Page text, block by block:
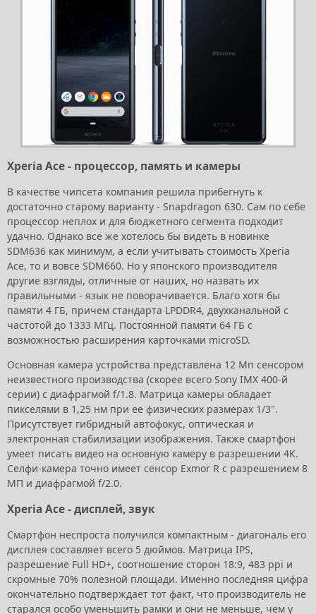
Xperia Ace - процессор, память и камеры
В качестве чипсета компания решила прибегнуть к
достаточно старому варианту - Snapdragon 630. Сам по себе
процессор неплох и для бюджетного сегмента подходит
удачно. Однако все же хотелось бы видеть в новинке
SDM636 как минимум, а если учитывать стоимость Xperia
Ace, то и вовсе SDM660. Но у японского производителя
другие взгляды, отличные от наших, но назвать их
правильными - язык не поворачивается. Благо хотя бы
памяти 4 ГБ, причем стандарта LPDDR4, двухканальной с
частотой до 1333 МГц. Постоянной памяти 64 ГБ с
возможностью расширения карточками microSD.
Основная камера устройства представлена 12 Мп сенсором
неизвестного производства (скорее всего Sony IMX 400-й
серии) с диафрагмой f/1.8. Матрица камеры обладает
пикселями в 1,25 нм при ее физических размерах 1/3".
Присутствует гибридный автофокус, оптическая и
электронная стабилизации изображения. Также смартфон
умеет писать видео на основную камеру в разрешении 4К.
Селфи-камера точно имеет сенсор Exmor R с разрешением 8
МП и диафрагмой f/2.0.
Xperia Ace - дисплей, звук
Смартфон неспроста получился компактным - диагональ его
дисплея составляет всего 5 дюймов. Матрица IPS,
разрешение Full HD+, соотношение сторон 18:9, 483 ppi и
скромные 70% полезной площади. Именно последняя цифра
окончательно подтверждает тот факт, что производитель не
старался особо уменьшить рамки и они не меньше, чем у